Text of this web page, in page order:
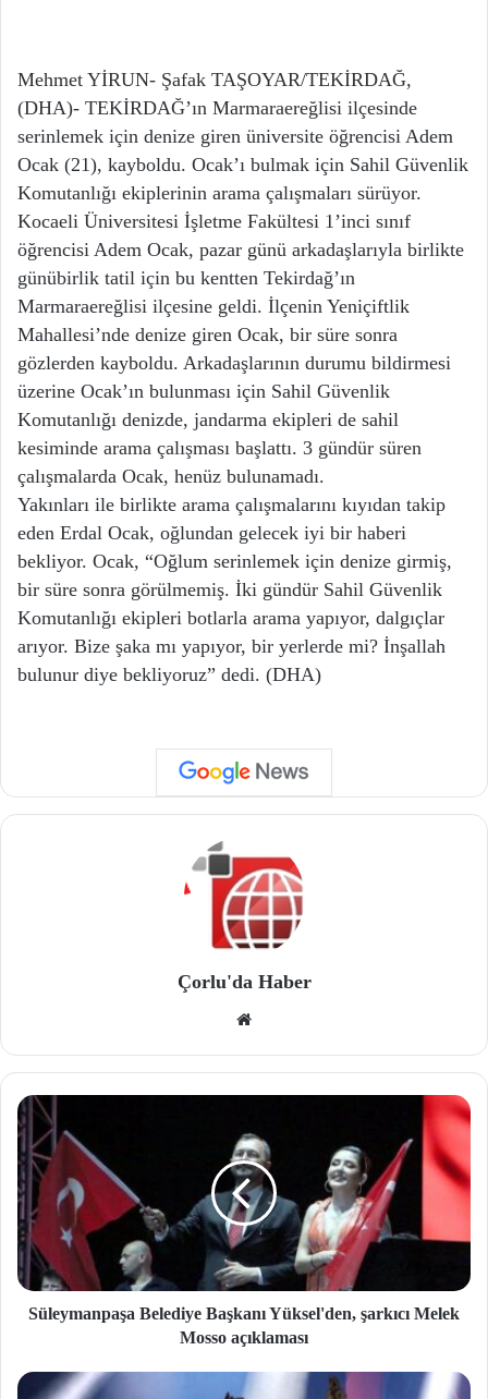
Mehmet YİRUN- Şafak TAŞOYAR/TEKİRDAĞ,
(DHA)- TEKİRDAĞ’ın Marmaraereğlisi ilçesinde
serinlemek için denize giren üniversite öğrencisi Adem
Ocak (21), kayboldu. Ocak’ı bulmak için Sahil Güvenlik
Komutanlığı ekiplerinin arama çalışmaları sürüyor.
Kocaeli Üniversitesi İşletme Fakültesi 1’inci sınıf
öğrencisi Adem Ocak, pazar günü arkadaşlarıyla birlikte
günübirlik tatil için bu kentten Tekirdağ’ın
Marmaraereğlisi ilçesine geldi. İlçenin Yeniçiftlik
Mahallesi’nde denize giren Ocak, bir süre sonra
gözlerden kayboldu. Arkadaşlarının durumu bildirmesi
üzerine Ocak’ın bulunması için Sahil Güvenlik
Komutanlığı denizde, jandarma ekipleri de sahil
kesiminde arama çalışması başlattı. 3 gündür süren
çalışmalarda Ocak, henüz bulunamadı.
Yakınları ile birlikte arama çalışmalarını kıyıdan takip
eden Erdal Ocak, oğlundan gelecek iyi bir haberi
bekliyor. Ocak, “Oğlum serinlemek için denize girmiş,
bir süre sonra görülmemiş. İki gündür Sahil Güvenlik
Komutanlığı ekipleri botlarla arama yapıyor, dalgıçlar
arıyor. Bize şaka mı yapıyor, bir yerlerde mi? İnşallah
bulunur diye bekliyoruz” dedi. (DHA)
Çorlu'da Haber
site
si
Süleymanpaşa Belediye Başkanı Yüksel'den, şarkıcı Melek
Mosso açıklaması